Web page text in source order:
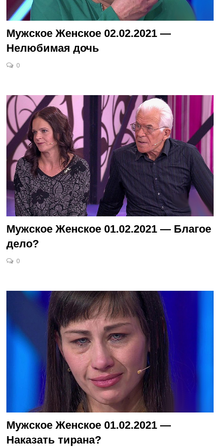
Мужское Женское 02.02.2021 —
Нелюбимая дочь
0
Мужское Женское 01.02.2021 — Благое
дело?
0
Мужское Женское 01.02.2021 —
Наказать тирана?